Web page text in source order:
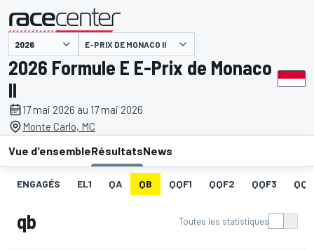
présenté par E-PRIX DE MONACO II
2026 Formule E E-Prix de Monaco
II
17 mai 2026 au 17 mai 2026
Monte Carlo, MC
Vue d'ensembleRésultatsNews
ENGAGÉS EL1 QA QB QQF1 QQF2 QQF3
qb Toutes les statistiques